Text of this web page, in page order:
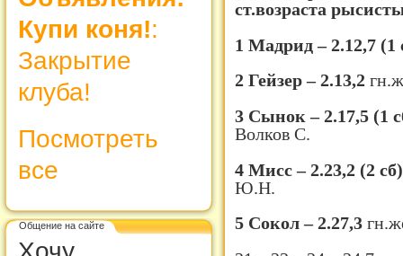
Купи коня!:
Закрытие
клуба!
Посмотреть
все
Общение на сайте
ст.возраста
1 Мадрид – 2.12,7 (1
2 Гейзер – 2.13,2
3 Сынок – 2.17,5 (1
Волков С.
4 Мисс – 2.23,2 (2
Ю.Н.
5 Сокол – 2.27,3